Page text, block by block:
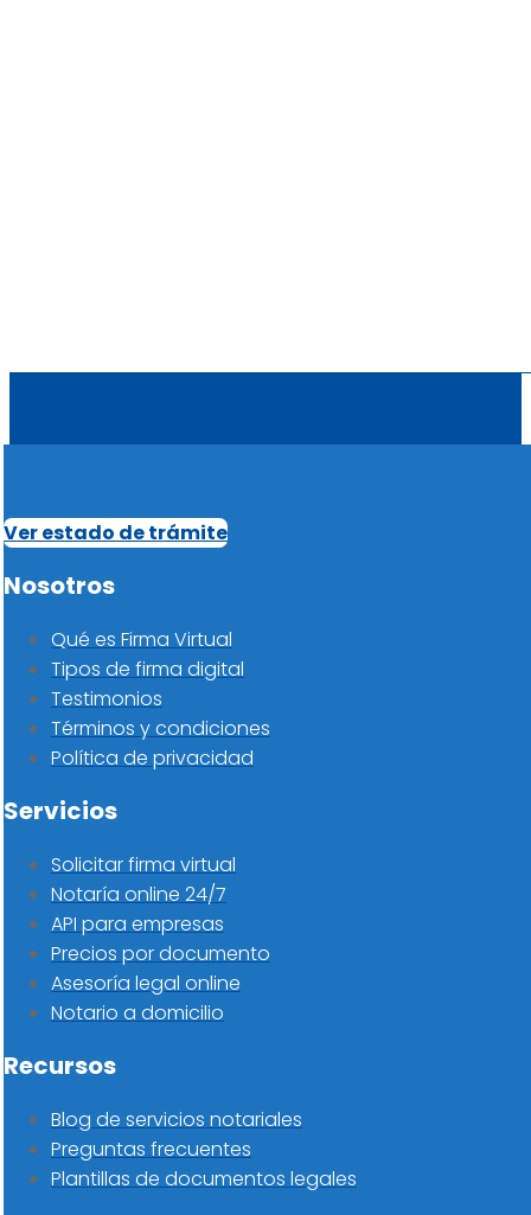
Ver estado de trámite
Nosotros
Qué es Firma Virtual
Tipos de firma digital
Testimonios
Términos y condiciones
Política de privacidad
Servicios
Solicitar firma virtual
Notaría online 24/7
API para empresas
Precios por documento
Asesoría legal online
Notario a domicilio
Recursos
Blog de servicios notariales
Preguntas frecuentes
Plantillas de documentos legales